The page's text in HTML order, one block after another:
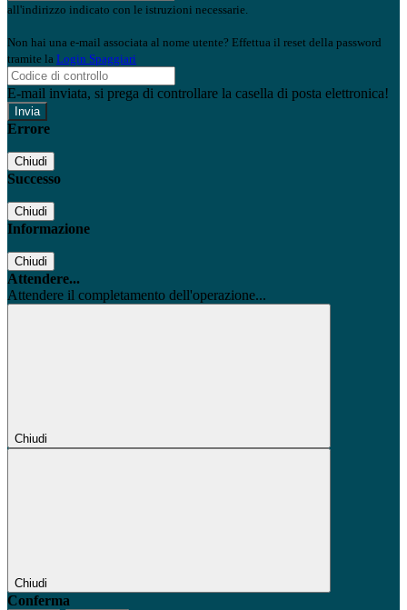
all'indirizzo indicato con le istruzioni necessarie.
Non hai una e-mail associata al nome utente? Effettua il reset della password
tramite la Login Spaggiari
E-mail inviata, si prega di controllare la casella di posta elettronica!
Errore
Chiudi
Successo
Chiudi
Informazione
Chiudi
Attendere...
Attendere il completamento dell'operazione...
Chiudi
Chiudi
Conferma